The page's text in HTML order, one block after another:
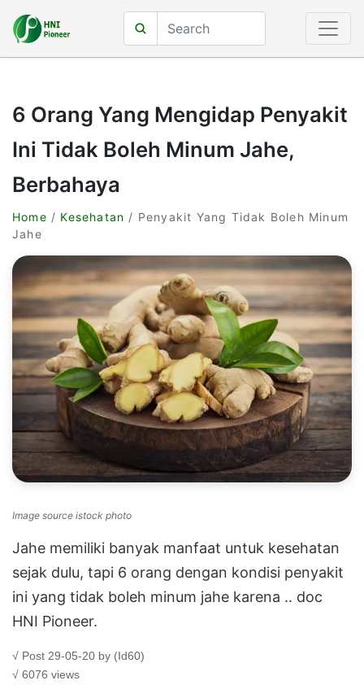
6 Orang Yang Mengidap Penyakit
Ini Tidak Boleh Minum Jahe,
Berbahaya
Home / Kesehatan / Penyakit Yang Tidak Boleh Minum
Jahe
Image source istock photo
Jahe memiliki banyak manfaat untuk kesehatan
sejak dulu, tapi 6 orang dengan kondisi penyakit
ini yang tidak boleh minum jahe karena .. doc
HNI Pioneer.
√ Post 29-05-20 by (Id60)
√ 6076 views